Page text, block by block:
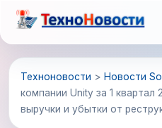
Перейти
содержимому
Техноновости > Новости
компании Unity за 1 квартал
выручки и убытки от